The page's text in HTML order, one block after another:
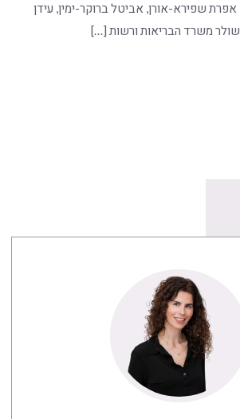
אפרת שפירא-אורן, אביטל ברוקר-ימין, עידן
משרד הבריאות ורשות […]